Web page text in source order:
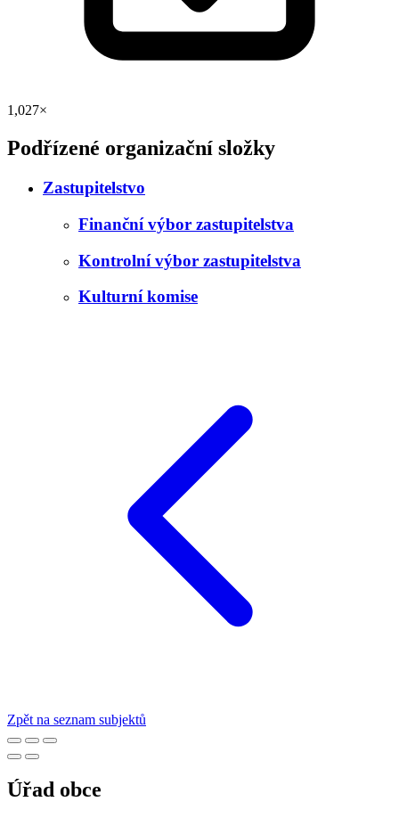
1,027×
Podřízené organizační složky
Zastupitelstvo
Finanční výbor zastupitelstva
Kontrolní výbor zastupitelstva
Kulturní komise
Zpět na seznam subjektů
Úřad obce